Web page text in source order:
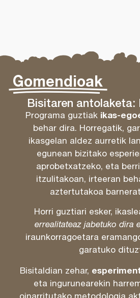
Gomendioak
Bisitaren antolaketa:
Programa guztiak ikas-
behar dira. Horregatik,
ikasgelan aldez aurretik
egunean bizitako
aprobetxatzeko, eta
itzulitakoan, irteeran
aztertutakoa
Horri guztiari esker,
errealitateaz jabetuko dira
iraunkorragoetara
garatuko
Bisitaldian zehar,
eta ingurunearekin
oinarritutako metodologia